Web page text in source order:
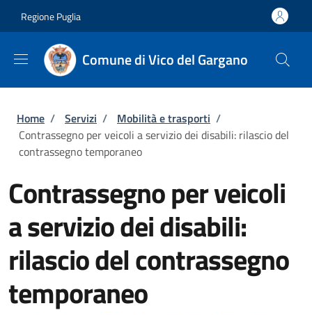
Regione Puglia
Comune di Vico del Gargano
Briciole di pane
Home / Servizi / Mobilità e trasporti /
Contrassegno per veicoli a servizio dei disabili: rilascio del
contrassegno temporaneo
Contrassegno per veicoli
a servizio dei disabili:
rilascio del contrassegno
temporaneo